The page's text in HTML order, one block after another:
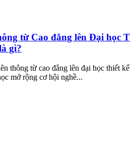
từ Cao đẳng lên Đại học T
gì?
thông từ cao đẳng lên đại học thiết kế
mở rộng cơ hội nghề...